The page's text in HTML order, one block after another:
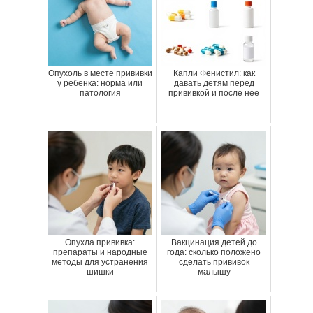
Опухоль в месте прививки
у ребенка: норма или
патология
Капли Фенистил: как
давать детям перед
прививкой и после нее
Опухла прививка:
препараты и народные
методы для устранения
шишки
Вакцинация детей до
года: сколько положено
сделать прививок
малышу